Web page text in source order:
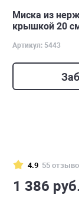
Миска из
крышкой 20
Артикул: 5443
4.9 55
1 386